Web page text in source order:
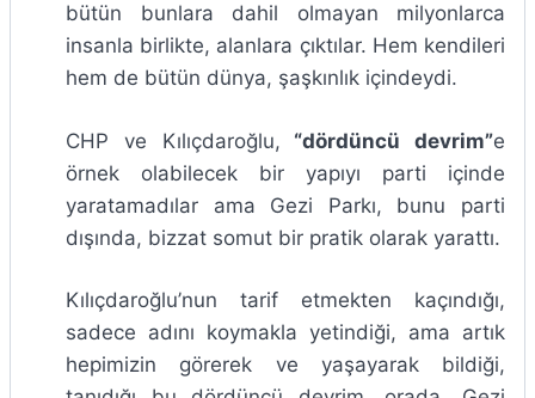
bütün bunlara dahil olmayan milyonlarca
insanla birlikte, alanlara çıktılar. Hem kendileri
hem de bütün dünya, şaşkınlık içindeydi.
CHP ve Kılıçdaroğlu, “dördüncü devrim”e
örnek olabilecek bir yapıyı parti içinde
yaratamadılar ama Gezi Parkı, bunu parti
dışında, bizzat somut bir pratik olarak yarattı.
Kılıçdaroğlu’nun tarif etmekten kaçındığı,
sadece adını koymakla yetindiği, ama artık
hepimizin görerek ve yaşayarak bildiği,